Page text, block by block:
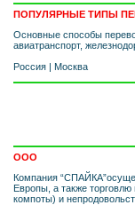
ПОПУЛЯРНЫЕ ТИПЫ
Основные способы
авиатранспорт,
Россия | Москва
ООО
Компания
Европы, а также
компоты) и